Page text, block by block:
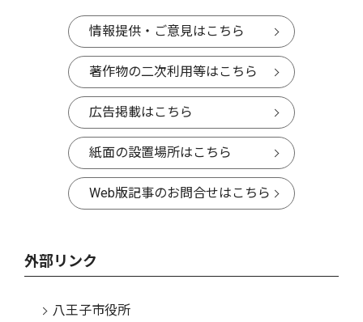
情報提供・ご意見はこちら
著作物の二次利用等はこちら
広告掲載はこちら
紙面の設置場所はこちら
Web版記事のお問合せはこちら
外部リンク
八王子市役所